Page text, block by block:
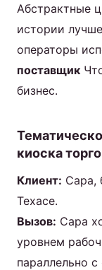
Абстрактные
истории
операторы
поставщик
бизнес.
киоска
Клиент: Сара,
Техасе.
Вызов: Сара
уровнем
параллельно